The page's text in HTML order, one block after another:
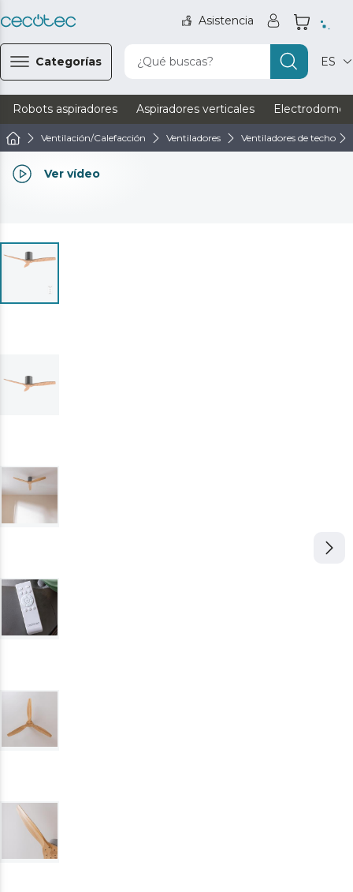
Asistencia
Categorías ¿Qué buscas? ES
Robots aspiradores Aspiradores verticales
Ventilación/Calefacción Ventiladores Ventiladores de techo
Ver vídeo